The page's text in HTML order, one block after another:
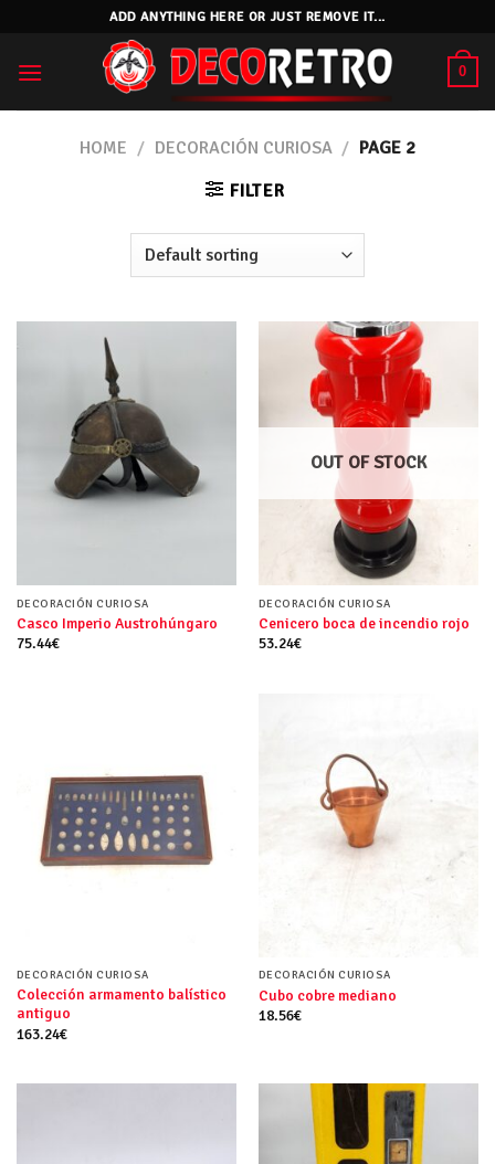
content
ADD ANYTHING HERE OR JUST REMOVE IT...
0
HOME / DECORACIÓN CURIOSA / PAGE 2
FILTER
DECORACIÓN CURIOSA
Casco Imperio Austrohúngaro
75.44€
OUT OF STOCK
DECORACIÓN CURIOSA
Cenicero boca de incendio rojo
53.24€
DECORACIÓN CURIOSA
Colección armamento balístico
antiguo
163.24€
DECORACIÓN CURIOSA
Cubo cobre mediano
18.56€